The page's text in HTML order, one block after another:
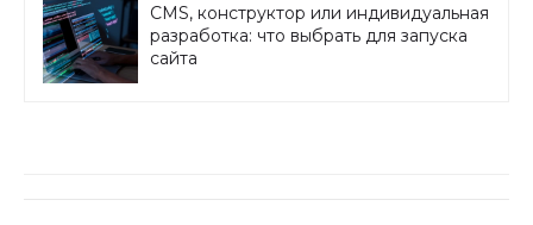
CMS, конструктор или индивидуальная
разработка: что выбрать для запуска
сайта